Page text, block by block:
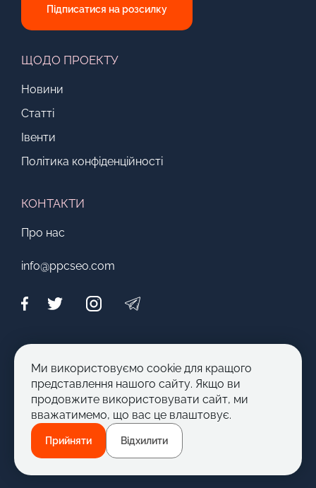
Підписатися на розсилку
ЩОДО ПРОЕКТУ
Новини
Статті
Івенти
Політика конфіденційності
КОНТАКТИ
Про нас
info@ppcseo.com
Стати автором
Запропонувати тему
© 2012 - 2026 PPC|SEO. Всі права захищені
Ми використовуємо cookie для кращого
представлення нашого сайту. Якщо ви
продовжите використовувати сайт, ми
вважатимемо, що вас це влаштовує.
Прийняти Відхилити